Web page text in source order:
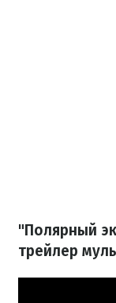
"Полярный
трейлер